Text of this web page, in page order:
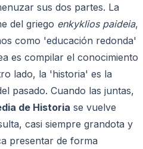
sus dos partes. La
del griego enkyklios paideia,
como 'educación redonda'
es compilar el conocimiento
lado, la 'historia' es la
pasado. Cuando las juntas,
de Historia se vuelve
casi siempre grandota y
presentar de forma